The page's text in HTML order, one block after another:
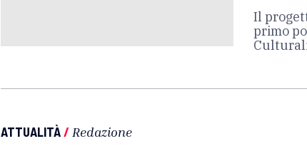
Il
primo
ATTUALITÀ/ Redazione